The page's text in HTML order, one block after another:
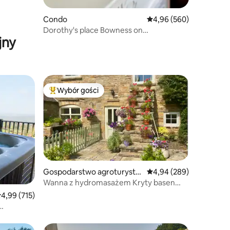
Condo Średnia ocena: 4,96 na
4,96 (560)
Dorothy's place Bowness on
gości
ocena: 4,99 na 5, liczba recenzji: 715
4,99 (715)
Najpopularniejsze z kategorii Wybór gości
Wybór gości
Gospodarstwo agroturysty
czne
Średnia ocena: 4,94 na
4,94 (289)
Wanna z hydromasażem Kryty basen